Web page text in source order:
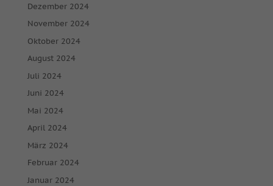
Dezember 2024
November 2024
Oktober 2024
August 2024
Juli 2024
Juni 2024
Mai 2024
April 2024
März 2024
Februar 2024
Januar 2024